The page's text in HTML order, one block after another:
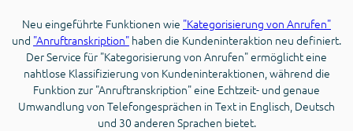
Neu eingeführte Funktionen wie "Kategorisierung von Anrufen"
und "Anruftranskription" haben die Kundeninteraktion neu definiert.
Der Service für "Kategorisierung von Anrufen" ermöglicht eine
nahtlose Klassifizierung von Kundeninteraktionen, während die
Funktion zur "Anruftranskription" eine Echtzeit- und genaue
Umwandlung von Telefongesprächen in Text in Englisch, Deutsch
und 30 anderen Sprachen bietet.